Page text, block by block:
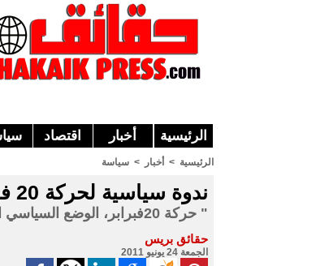
الرئيسية أخبار اقتصاد
الرئيسية > أخبار > سياسة
ندوة سياسية لحركة 20 فبراير بابن جرير
" حركة 20فبرابر، الوضع السياسي الراهن و آفاق النضال بالمغرب "
حقائق بريس
الجمعة 24 يونيو 2011